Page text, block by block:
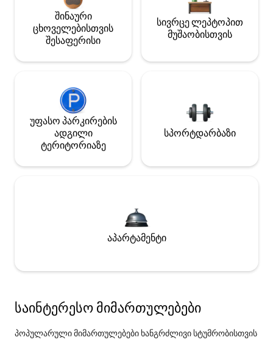
შინაური
ცხოველებისთვის
შესაფერისი
სივრცე ლეპტოპით
მუშაობისთვის
უფასო პარკირების
ადგილი
ტერიტორიაზე
სპორტდარბაზი
აპარტამენტი
საინტერესო მიმართულებები
პოპულარული მიმართულებები ხანგრძლივი სტუმრობისთვის